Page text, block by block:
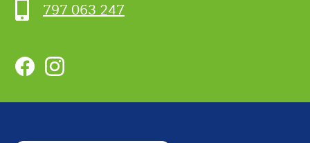
797 063 247
FacebookInstagram